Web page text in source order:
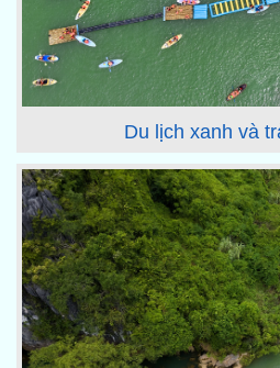
Du lịch xanh và